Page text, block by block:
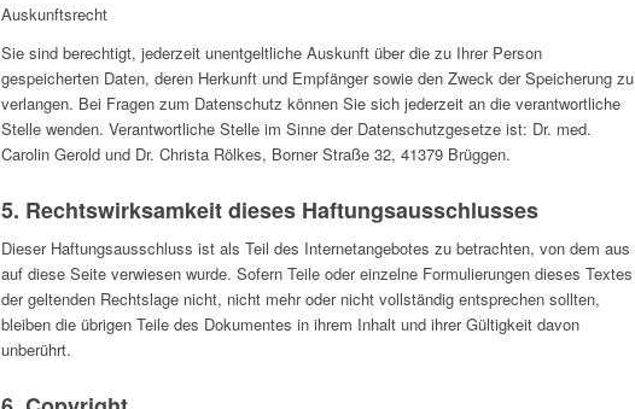
Auskunftsrecht
Sie sind berechtigt, jederzeit unentgeltliche Auskunft über die zu Ihrer Person
gespeicherten Daten, deren Herkunft und Empfänger sowie den Zweck der Speicherung zu
verlangen. Bei Fragen zum Datenschutz können Sie sich jederzeit an die verantwortliche
Stelle wenden. Verantwortliche Stelle im Sinne der Datenschutzgesetze ist: Dr. med.
Carolin Gerold und Dr. Christa Rölkes, Borner Straße 32, 41379 Brüggen.
5. Rechtswirksamkeit dieses Haftungsausschlusses
Dieser Haftungsausschluss ist als Teil des Internetangebotes zu betrachten, von dem aus
auf diese Seite verwiesen wurde. Sofern Teile oder einzelne Formulierungen dieses Textes
der geltenden Rechtslage nicht, nicht mehr oder nicht vollständig entsprechen sollten,
bleiben die übrigen Teile des Dokumentes in ihrem Inhalt und ihrer Gültigkeit davon
unberührt.